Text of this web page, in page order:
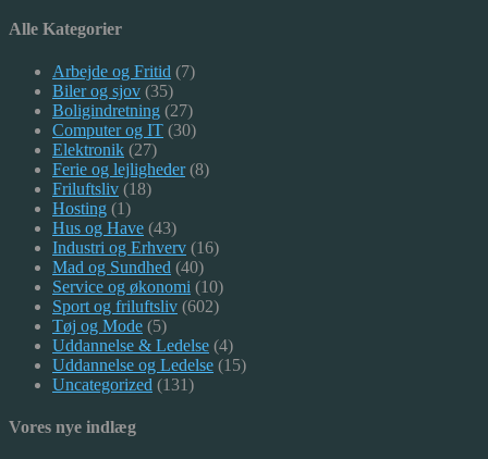
Alle Kategorier
Arbejde og Fritid (7)
Biler og sjov (35)
Boligindretning (27)
Computer og IT (30)
Elektronik (27)
Ferie og lejligheder(8)
Friluftsliv (18)
Hosting (1)
Hus og Have (43)
Industri og Erhverv (16)
Mad og Sundhed (40)
Service og økonomi (10)
Sport og friluftsliv (602)
Tøj og Mode (5)
Uddannelse & Ledelse (4)
Uddannelse og Ledelse (15)
Uncategorized (131)
Vores nye indlæg